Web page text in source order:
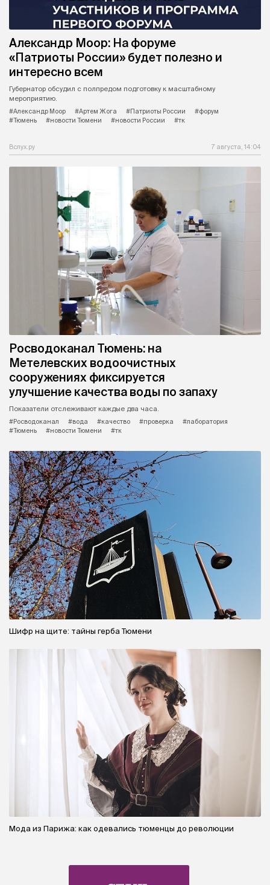
Александр Моор: На форуме
«Патриоты России» будет полезно и
интересно всем
Губернатор обсудил с полпредом подготовку к масштабному
мероприятию.
#Александр Моор
#Артем Жога #Патриоты России
#форум
#Тюмень
#новости Тюмени #новости России #тк
Вслух.ру 7 августа, 14:04
Росводоканал Тюмень: на
Метелевских водоочистных
сооружениях фиксируется
улучшение качества воды по запаху
Показатели отслеживают каждые два часа.
#Росводоканал
#вода #качество #проверка
#лаборатория
#Тюмень
#новости Тюмени #тк
Шифр на щите: тайны герба Тюмени
Мода из Парижа: как одевались тюменцы до революции